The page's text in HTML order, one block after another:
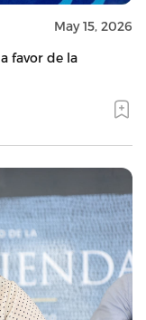
May 15, 2026
favor de la